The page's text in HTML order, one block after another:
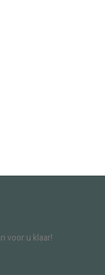
voor u klaar!